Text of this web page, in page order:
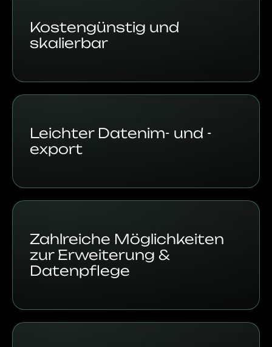
Kostengünstig und
skalierbar
Leichter Datenim- und -
export
Zahlreiche Möglichkeiten
zur Erweiterung &
Datenpflege